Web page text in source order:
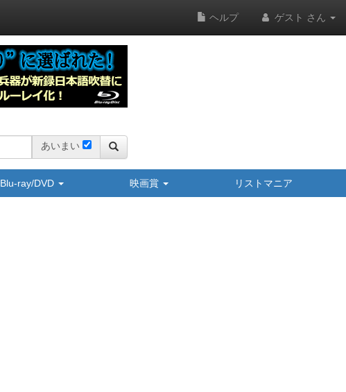
ヘルプ ゲスト さん
あいまい
Blu-ray/DVD 映画賞 リストマニア